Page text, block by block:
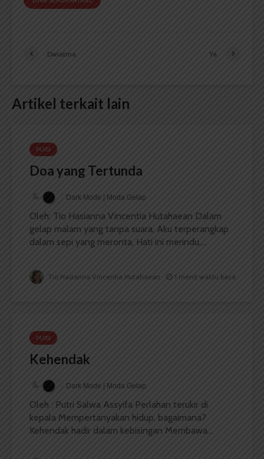
Dwiatma Ya
Artikel terkait lain
PUISI
Doa yang Tertunda
Dark Mode | Moda Gelap
Oleh: Tio Hasianna Vincentia Hutahaean Dalam
gelap malam yang tanpa suara, Aku terperangkap
dalam sepi yang meronta, Hati ini merindu,...
Tio Hasianna Vincentia Hutahaean 1 menit waktu baca
PUISI
Kehendak
Dark Mode | Moda Gelap
Oleh : Putri Salwa Assyifa Perlahan terukir di
kepala Mempertanyakan hidup, bagaimana?
Kehendak hadir dalam kebisingan Membawa...